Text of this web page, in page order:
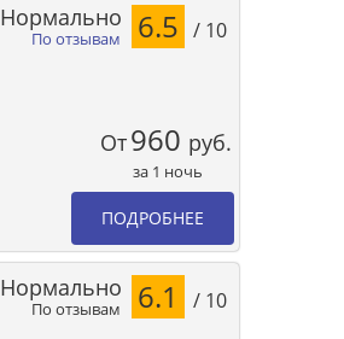
По отзывам
Нормально 6.5 / 10
От960 руб.
за 1 ночь
ПОДРОБНЕЕ
По отзывам
Нормально 6.1 / 10